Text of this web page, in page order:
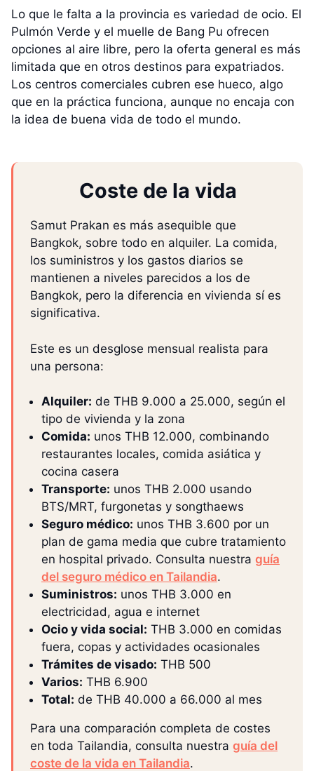
Lo que le falta a la provincia es variedad de ocio. El
Pulmón Verde y el muelle de Bang Pu ofrecen
opciones al aire libre, pero la oferta general es más
limitada que en otros destinos para expatriados.
Los centros comerciales cubren ese hueco, algo
que en la práctica funciona, aunque no encaja con
la idea de buena vida de todo el mundo.
Coste de la vida
Samut Prakan es más asequible que
Bangkok, sobre todo en alquiler. La comida,
los suministros y los gastos diarios se
mantienen a niveles parecidos a los de
Bangkok, pero la diferencia en vivienda sí es
significativa.
Este es un desglose mensual realista para
una persona:
Alquiler: de THB 9.000 a 25.000, según el
tipo de vivienda y la zona
Comida: unos THB 12.000, combinando
restaurantes locales, comida asiática y
cocina casera
Transporte: unos THB 2.000 usando
BTS/MRT, furgonetas y songthaews
Seguro médico: unos THB 3.600 por un
plan de gama media que cubre tratamiento
en hospital privado. Consulta nuestra guía
del seguro médico en Tailandia.
Suministros: unos THB 3.000 en
electricidad, agua e internet
Ocio y vida social: THB 3.000 en comidas
fuera, copas y actividades ocasionales
Trámites de visado: THB 500
Varios: THB 6.900
Total: de THB 40.000 a 66.000 al mes
Para una comparación completa de costes
en toda Tailandia, consulta nuestra guía del
coste de la vida en Tailandia.